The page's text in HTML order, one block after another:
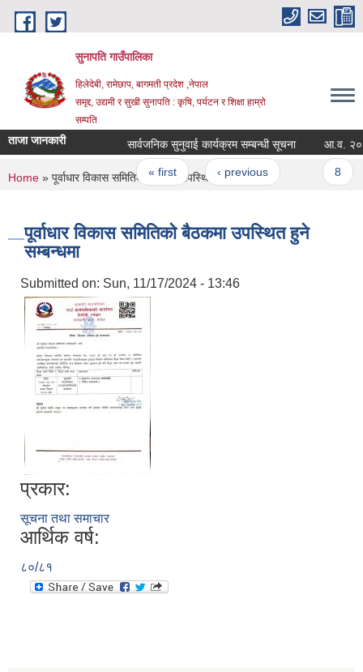
Skip to main content
सुनापति गाउँपालिका
हिलेदेबी, रामेछाप, बागमती प्रदेश ,नेपाल
समृद्द, उद्यमी र सुखी सुनापति : कृषि, पर्यटन र शिक्षा हाम्रो
सम्पति
ताजा जानकारी सार्वजनिक सुनुवाई कार्यक्रम सम्बन्धी सूचना आ.व.
Pages
« first ‹ previous
You are here
Home » पूर्वाधार विकास समितिको बैठकमा उपस्थित हुने सम्बन्धमा
पूर्वाधार विकास समितिको बैठकमा उपस्थित हुने
सम्बन्धमा
Submitted on: Sun, 11/17/2024 - 13:46
प्रकार:
सूचना तथा समाचार
आर्थिक वर्ष:
८०/८१